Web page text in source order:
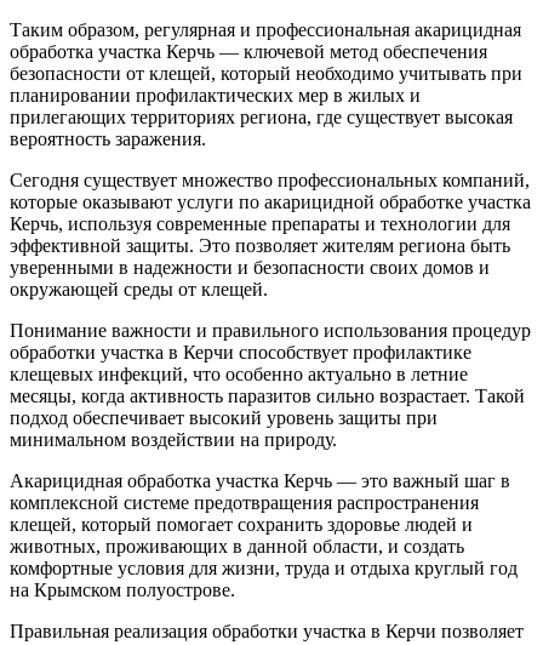
Таким образом, регулярная и профессиональная акарицидная
обработка участка Керчь — ключевой метод обеспечения
безопасности от клещей, который необходимо учитывать при
планировании профилактических мер в жилых и
прилегающих территориях региона, где существует высокая
вероятность заражения.
Сегодня существует множество профессиональных компаний,
которые оказывают услуги по акарицидной обработке участка
Керчь, используя современные препараты и технологии для
эффективной защиты. Это позволяет жителям региона быть
уверенными в надежности и безопасности своих домов и
окружающей среды от клещей.
Понимание важности и правильного использования процедур
обработки участка в Керчи способствует профилактике
клещевых инфекций, что особенно актуально в летние
месяцы, когда активность паразитов сильно возрастает. Такой
подход обеспечивает высокий уровень защиты при
минимальном воздействии на природу.
Акарицидная обработка участка Керчь — это важный шаг в
комплексной системе предотвращения распространения
клещей, который помогает сохранить здоровье людей и
животных, проживающих в данной области, и создать
комфортные условия для жизни, труда и отдыха круглый год
на Крымском полуострове.
Правильная реализация обработки участка в Керчи позволяет